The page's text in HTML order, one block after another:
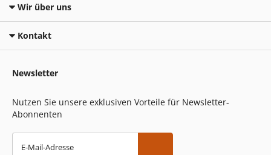
Wir über uns
Kontakt
Newsletter
Nutzen Sie unsere exklusiven Vorteile für Newsletter-
Abonnenten
E-Mail-Adresse